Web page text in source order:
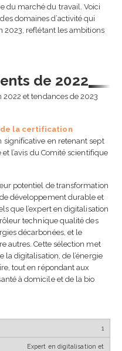
du marché du travail. Voici
domaines d’activité qui
2023, reflétant les ambitions
de 2022
2022 et tendances de 2023
de la certification
significative en retenant sept
l’avis du Comité scientifique
potentiel de transformation
développement durable et
que l’expert en digitalisation
technique qualité des
décarbonées, et le
autres. Cette sélection met
la digitalisation, de l’énergie
tout en répondant aux
à domicile et de la bio
1
Expert en digitalisation et
Passeport de prévention
pourquoi former ses
2026
Référent handicap en
entreprise : rôle,
et obligations
2026
Référent harcèlement
entreprise : rôle,
obligations et bonnes
Financer une formation
professionnelle en 2026